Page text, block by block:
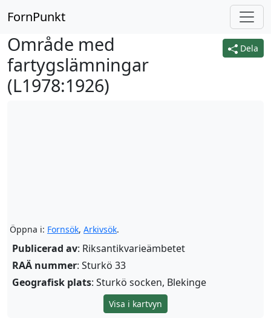
FornPunkt
Dela
Område med
fartygslämningar
(L1978:1926)
Öppna i: Fornsök, Arkivsök.
Publicerad av: Riksantikvarieämbetet
RAÄ nummer: Sturkö 33
Geografisk plats: Sturkö socken, Blekinge
Visa i kartvyn